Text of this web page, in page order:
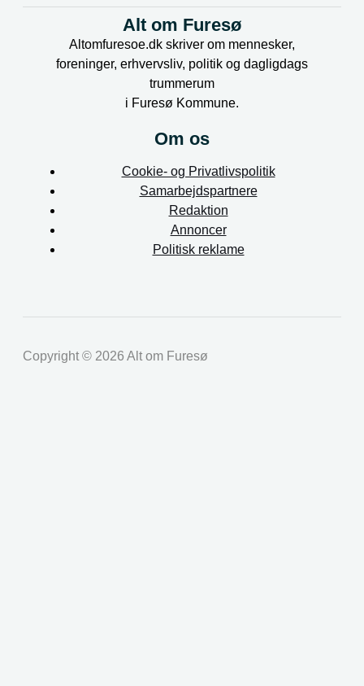
Alt om Furesø
Altomfuresoe.dk skriver om mennesker,
foreninger, erhvervsliv, politik og dagligdags
trummerum
i Furesø Kommune.
Om os
Cookie- og Privatlivspolitik
Samarbejdspartnere
Redaktion
Annoncer
Politisk reklame
Copyright © 2026 Alt om Furesø